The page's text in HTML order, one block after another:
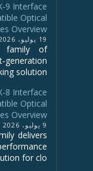
Interface
Optical
Overview
19 يوليو، 2026
family of
solution...
8 Interface
Optical
Overview
9 يوليو، 2026
delivers
for clo...